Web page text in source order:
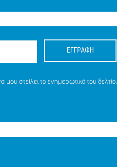
ΕΓΓΡΑΦΗ
στείλει το ενημερωτικό του δελτίο.